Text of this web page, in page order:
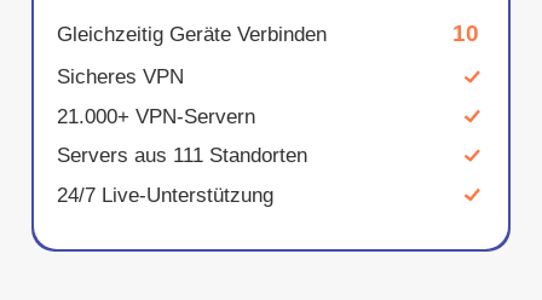
Gleichzeitig Geräte Verbinden 10
Sicheres VPN
21.000+ VPN-Servern
Servers aus 111 Standorten
24/7 Live-Unterstützung